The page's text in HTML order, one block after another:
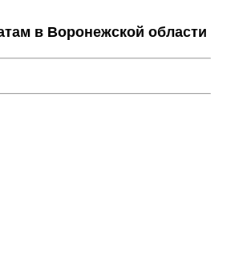
в Воронежской области